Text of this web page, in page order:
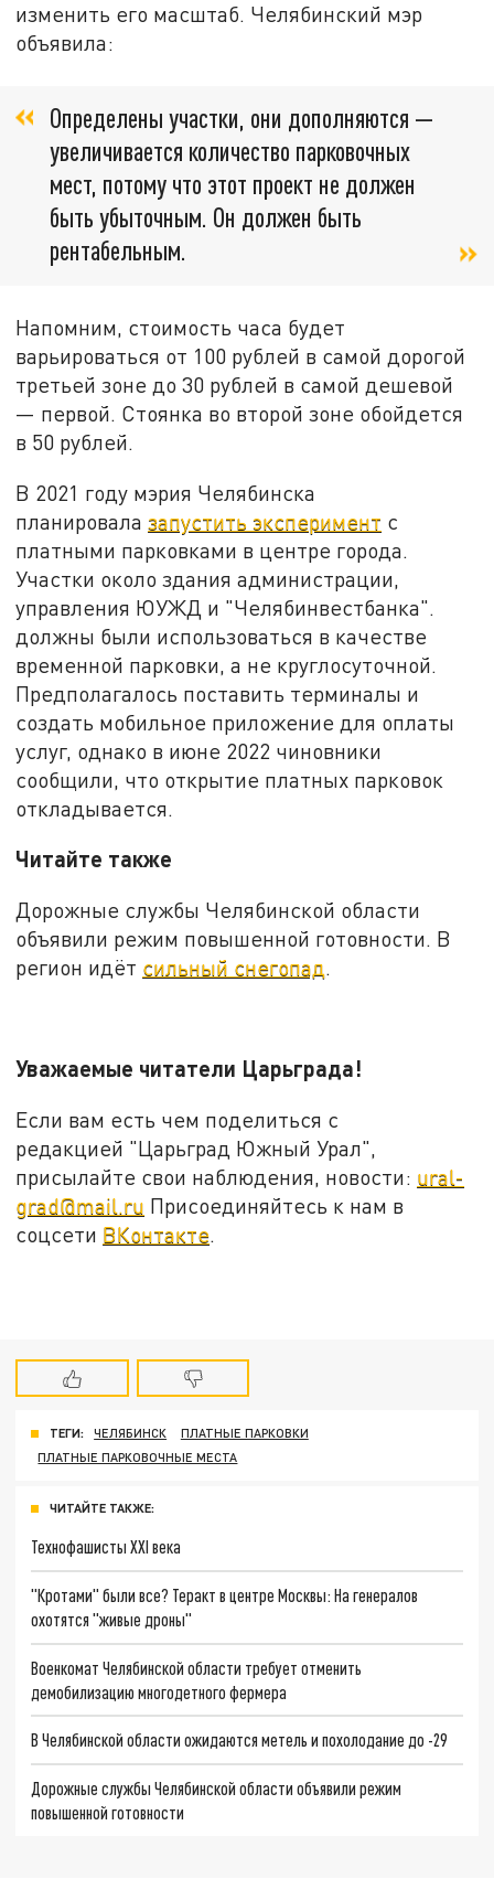
изменить его масштаб. Челябинский мэр
объявила:
Определены участки, они дополняются —
увеличивается количество парковочных
мест, потому что этот проект не должен
быть убыточным. Он должен быть
рентабельным.
Напомним, стоимость часа будет
варьироваться от 100 рублей в самой дорогой
третьей зоне до 30 рублей в самой дешевой
— первой. Стоянка во второй зоне обойдется
в 50 рублей.
В 2021 году мэрия Челябинска
планировалазапустить эксперимент с
платными парковками в центре города.
Участки около здания администрации,
управления ЮУЖД и "Челябинвестбанка".
должны были использоваться в качестве
временной парковки, а не круглосуточной.
Предполагалось поставить терминалы и
создать мобильное приложение для оплаты
услуг, однако в июне 2022 чиновники
сообщили, что открытие платных парковок
откладывается.
Читайте также
Дорожные службы Челябинской области
объявили режим повышенной готовности. В
регион идёт сильный снегопад.
Уважаемые читатели Царьграда!
Если вам есть чем поделиться с
редакцией "Царьград Южный Урал",
присылайте свои наблюдения, новости: ural-
grad@mail.ru Присоединяйтесь к нам в
соцсети ВКонтакте.
ТЕГИ: ЧЕЛЯБИНСК
ПЛАТНЫЕ ПАРКОВКИ
ПЛАТНЫЕ ПАРКОВОЧНЫЕ МЕСТА
ЧИТАЙТЕ ТАКЖЕ:
Технофашисты XXI века
"Кротами" были все? Теракт в центре Москвы: На генералов
охотятся "живые дроны"
Военкомат Челябинской области требует отменить
демобилизацию многодетного фермера
В Челябинской области ожидаются метель и похолодание до -29
Дорожные службы Челябинской области объявили режим
повышенной готовности